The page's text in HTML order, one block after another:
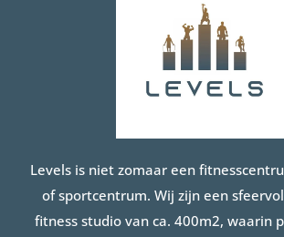
Levels is niet zomaar een
of sportcentrum. Wij zijn een
fitness studio van ca. 400m2, waarin